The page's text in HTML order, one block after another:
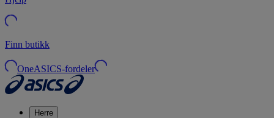
Finn butikk
OneASICS-fordeler
Herre